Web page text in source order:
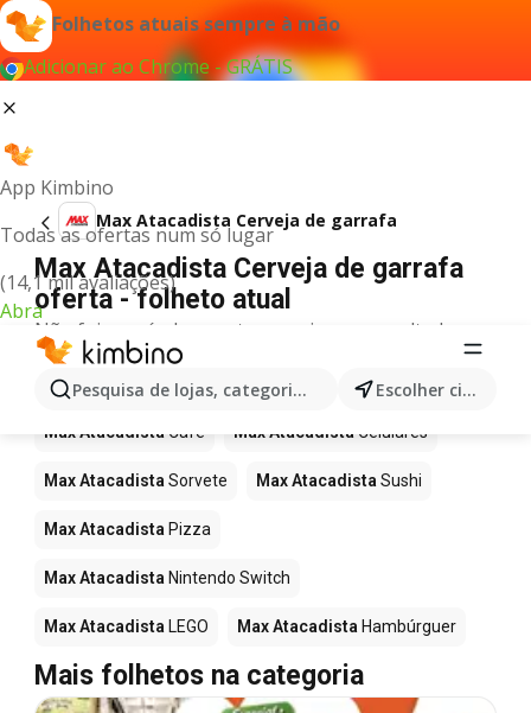
Folhetos atuais sempre à mão
Adicionar ao Chrome - GRÁTIS
App Kimbino
Todas as ofertas num só lugar
(14,1 mil avaliações)
Abra
Pesquisa de lojas, categorias,produtos... Escolher cidade
Max Atacadista Cerveja de garrafa
Max Atacadista Cerveja de garrafa
oferta - folheto atual
Não foi possível encontrar quaisquer resultados
para este termo.
Mais produtos em Max Atacadista
Max Atacadista Café Max Atacadista Celulares
Max Atacadista Sorvete Max Atacadista Sushi
Max Atacadista Pizza
Max Atacadista Nintendo Switch
Max Atacadista LEGO Max Atacadista Hambúrguer
Mais folhetos na categoria